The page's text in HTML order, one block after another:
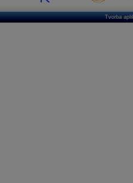
Tvorba